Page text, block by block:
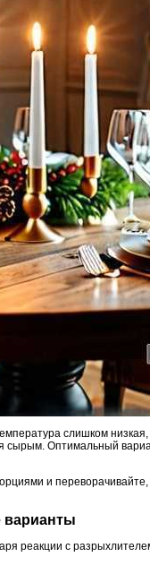
слишком
сырым. Оптимальный
и
варианты
реакции с